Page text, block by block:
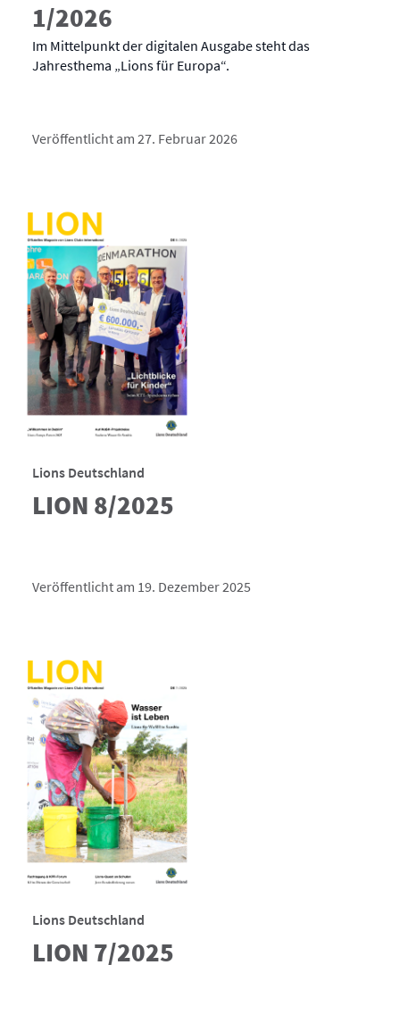
1/2026
Im Mittelpunkt der digitalen Ausgabe steht das
Jahresthema „Lions für Europa“.
Veröffentlicht am 27. Februar 2026
Lions Deutschland
LION 8/2025
Veröffentlicht am 19. Dezember 2025
Lions Deutschland
LION 7/2025